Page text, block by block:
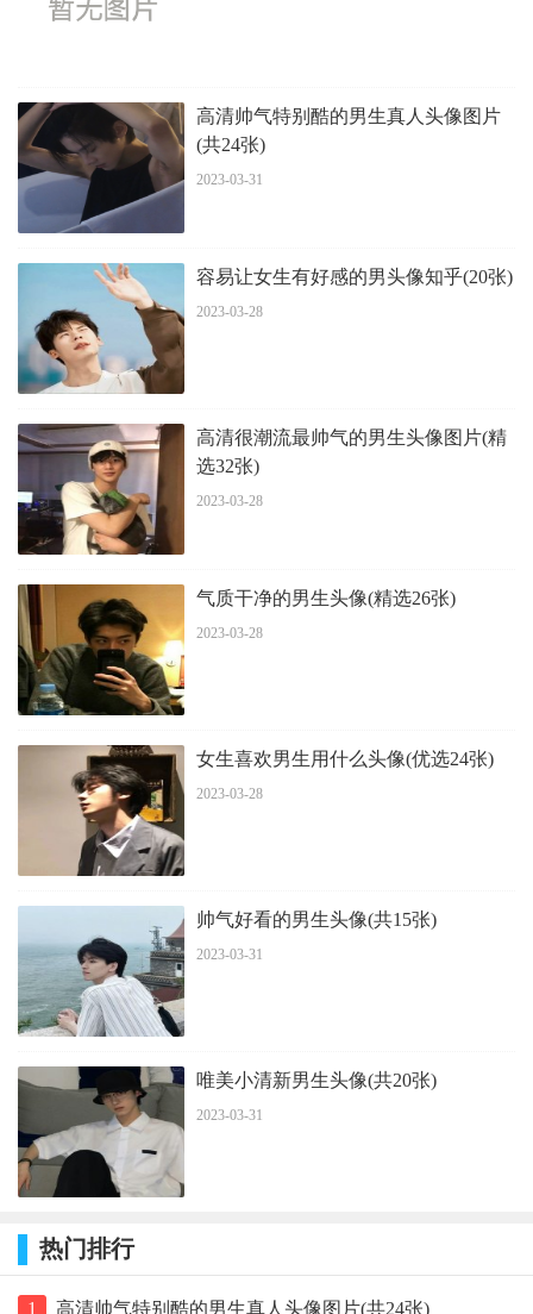
高清帅气特别酷的男生真人头像图片
(共24张)
2023-03-31
容易让女生有好感的男头像知乎(20张)
2023-03-28
高清很潮流最帅气的男生头像图片(精
选32张)
2023-03-28
气质干净的男生头像(精选26张)
2023-03-28
女生喜欢男生用什么头像(优选24张)
2023-03-28
帅气好看的男生头像(共15张)
2023-03-31
唯美小清新男生头像(共20张)
2023-03-31
热门排行
1 高清帅气特别酷的男生真人头像图片(共24张)